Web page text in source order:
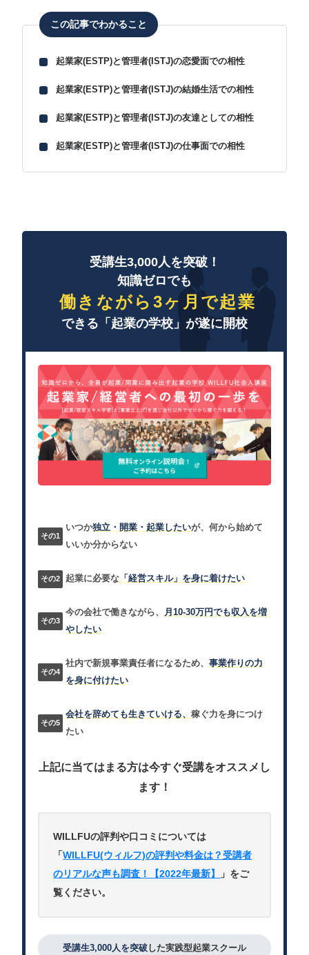
この記事でわかること
起業家(ESTP)と管理者(ISTJ)の恋愛面での相性
起業家(ESTP)と管理者(ISTJ)の結婚生活での相性
起業家(ESTP)と管理者(ISTJ)の友達としての相性
起業家(ESTP)と管理者(ISTJ)の仕事面での相性
受講生3,000人を突破！
知識ゼロでも
働きながら3ヶ月で起業
できる「起業の学校」が遂に開校
いつか独立・開業・起業したいが、何から始めて
いいか分からない
起業に必要な 「経営スキル」を身に着けたい
今の会社で働きながら、
月10-30万円でも収入を増
やしたい
社内で新規事業責任者になるため、事業作りの力
を身に付けたい
会社を辞めても生きていける、稼ぐ力を身につけ
たい
上記に当てはまる方は今すぐ受講をオススメし
ます！
WILLFUの評判や口コミについては
「WILLFU(ウィルフ)の評判や料金は？受講者
のリアルな声も調査！【2022年最新】
」をご
覧ください。
受講生3,000人を突破 した実践型起業スクール